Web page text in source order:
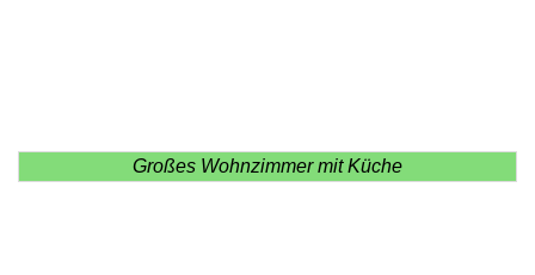
Großes Wohnzimmer mit Küche